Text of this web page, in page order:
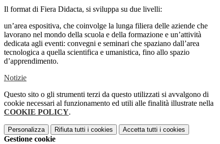
Il format di Fiera Didacta, si sviluppa su due livelli:
un’area espositiva, che coinvolge la lunga filiera delle aziende che
lavorano nel mondo della scuola e della formazione e un’attività
dedicata agli eventi: convegni e seminari che spaziano dall’area
tecnologica a quella scientifica e umanistica, fino allo spazio
d’apprendimento.
Notizie
Questo sito o gli strumenti terzi da questo utilizzati si avvalgono di
cookie necessari al funzionamento ed utili alle finalità illustrate nella
COOKIE POLICY.
Personalizza Rifiuta tutti i cookies Accetta tutti i cookies
Gestione cookie